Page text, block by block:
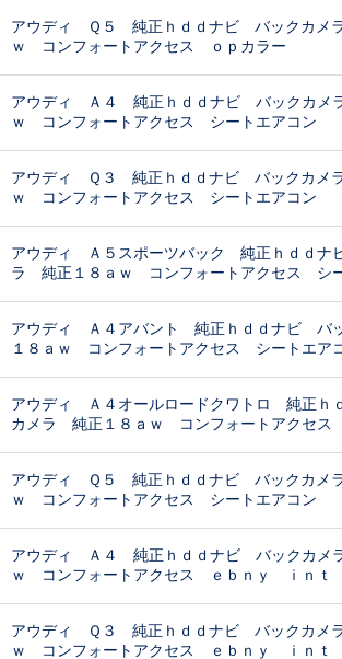
アウディ Ｑ５ 純正ｈｄｄナビ バックカメ
ｗ コンフォートアクセス ｏｐカラー
アウディ Ａ４ 純正ｈｄｄナビ バックカメ
ｗ コンフォートアクセス シートエアコン
アウディ Ｑ３ 純正ｈｄｄナビ バックカメ
ｗ コンフォートアクセス シートエアコン
アウディ Ａ５スポーツバック 純正ｈｄｄナ
ラ 純正１８ａｗ コンフォートアクセス シ
アウディ Ａ４アバント 純正ｈｄｄナビ バ
１８ａｗ コンフォートアクセス シートエア
アウディ Ａ４オールロードクワトロ 純正ｈ
カメラ 純正１８ａｗ コンフォートアクセス
アウディ Ｑ５ 純正ｈｄｄナビ バックカメ
ｗ コンフォートアクセス シートエアコン
アウディ Ａ４ 純正ｈｄｄナビ バックカメ
ｗ コンフォートアクセス ｅｂｎｙ ｉｎｔ
アウディ Ｑ３ 純正ｈｄｄナビ バックカメ
ｗ コンフォートアクセス ｅｂｎｙ ｉｎｔ